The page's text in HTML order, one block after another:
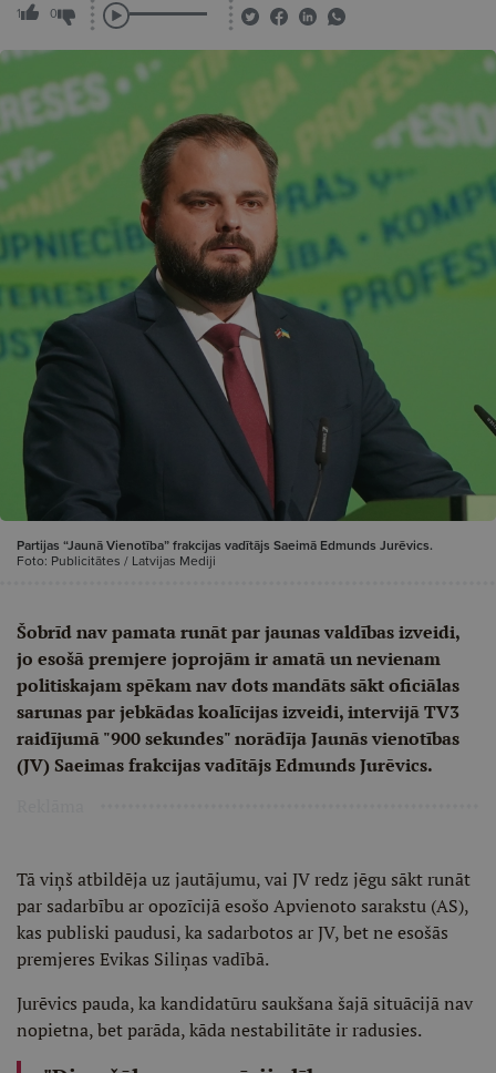
1 0
Partijas “Jaunā Vienotība” frakcijas vadītājs Saeimā Edmunds Jurēvics.
Foto: Publicitātes / Latvijas Mediji
Šobrīd nav pamata runāt par jaunas valdības izveidi,
jo esošā premjere joprojām ir amatā un nevienam
politiskajam spēkam nav dots mandāts sākt oficiālas
sarunas par jebkādas koalīcijas izveidi, intervijā TV3
raidījumā "900 sekundes" norādīja Jaunās vienotības
(JV) Saeimas frakcijas vadītājs Edmunds Jurēvics.
Tā viņš atbildēja uz jautājumu, vai JV redz jēgu sākt runāt
par sadarbību ar opozīcijā esošo Apvienoto sarakstu (AS),
kas publiski paudusi, ka sadarbotos ar JV, bet ne esošās
premjeres Evikas Siliņas vadībā.
Jurēvics pauda, ka kandidatūru saukšana šajā situācijā nav
nopietna, bet parāda, kāda nestabilitāte ir radusies.